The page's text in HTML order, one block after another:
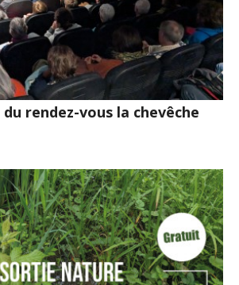
rendez-vous la chevêche